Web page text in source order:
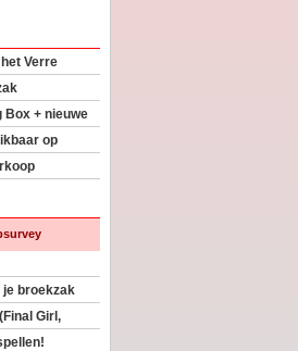
Verre
Box + nieuwe
op
broekzak
Girl,